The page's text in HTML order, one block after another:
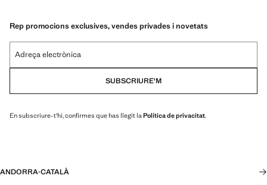
Rep promocions exclusives, vendes privades i novetats
Adreça electrònica
SUBSCRIURE'M
En subscriure-t'hi, confirmes que has llegit la Política de privacitat.
ANDORRA·CATALÀ